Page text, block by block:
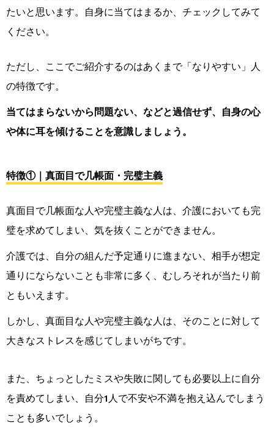
たいと思います。自身に当てはまるか、チェックしてみて
ください。
ただし、ここでご紹介するのはあくまで「なりやすい」人
の特徴です。
当てはまらないから問題ない、などと過信せず、自身の心
や体に耳を傾けることを意識しましょう。
特徴①｜真面目で几帳面・完璧主義
真面目で几帳面な人や完璧主義な人は、介護においても完
璧を求めてしまい、気を抜くことができません。
介護では、自分の組んだ予定通りに進まない、相手が想定
通りにならないことも非常に多く、むしろそれが当たり前
ともいえます。
しかし、真面目な人や完璧主義な人は、そのことに対して
大きなストレスを感じてしまいがちです。
また、ちょっとしたミスや失敗に関しても必要以上に自分
を責めてしまい、自分1人で不安や不満を抱え込んでしまう
ことも多いでしょう。